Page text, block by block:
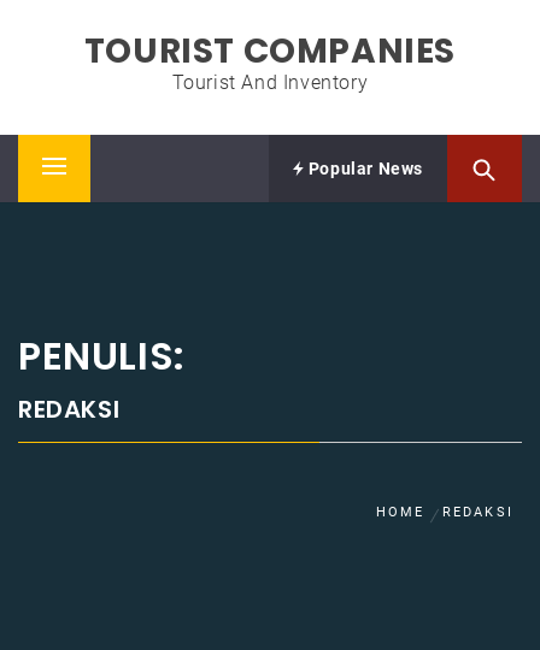
TOURIST COMPANIES
Tourist And Inventory
Primary
Popular News
PENULIS:
REDAKSI
HOME REDAKSI